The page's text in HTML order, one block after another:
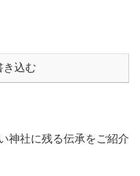
き込む
神社に残る伝承をご紹介